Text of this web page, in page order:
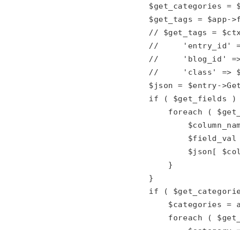
$get_categories =
$get_tags = $app-
// $get_tags =
//     'entry_id'
//     'blog_id'
//     'class' =>
$json = $entry-
if ( $get_fields )
foreach (
$json[
                }
            }
if (
$categories =
foreach (